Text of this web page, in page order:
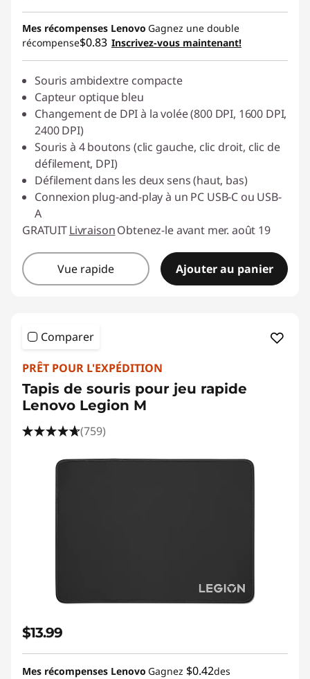
Économies instantanées :-$16.00
Mes récompenses Lenovo Gagnez une double
récompense$0.83 Inscrivez-vous maintenant!
Souris ambidextre compacte
Capteur optique bleu
Changement de DPI à la volée (800 DPI, 1600 DPI,
2400 DPI)
Souris à 4 boutons (clic gauche, clic droit, clic de
défilement, DPI)
Défilement dans les deux sens (haut, bas)
Connexion plug-and-play à un PC USB-C ou USB-
A
GRATUITLivraisonObtenez-le avant mer. août 19
Vue rapide Ajouter au panier
Comparer
PRÊT POUR L'EXPÉDITION
Tapis de souris pour jeu rapide
Lenovo Legion M
(759)
$13.99
Mes récompenses Lenovo Gagnez $0.42des